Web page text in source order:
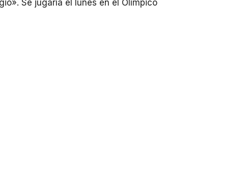
Se jugaría el lunes en el Olímpico